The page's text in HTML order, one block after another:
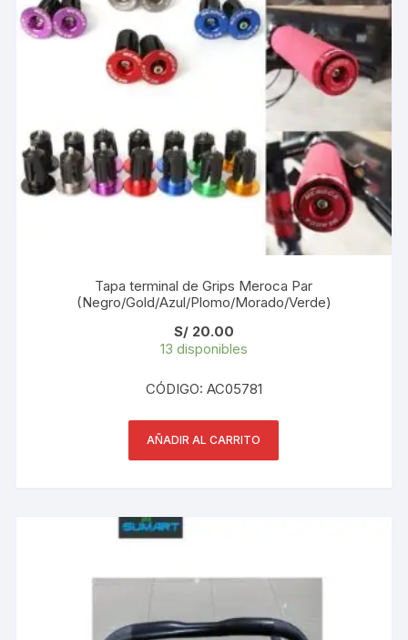
Tapa terminal de Grips Meroca Par
(Negro/Gold/Azul/Plomo/Morado/Verde)
S/20.00
13 disponibles
CÓDIGO: AC05781
AÑADIR AL CARRITO